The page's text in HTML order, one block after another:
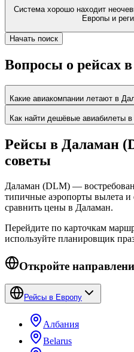
Система хорошо находит
Европы и
Начать поиск
Вопросы о рейсах
Какие авиакомпании летают в
Как найти дешёвые авиабилеты
Рейсы в Даламан
советы
Даламан (DLM) —
типичные аэропорты вылета
сравнить цены в Даламан.
Перейдите по карточкам
используйте планировщик
Откройте
Рейсы в Европу
Албания
Belarus